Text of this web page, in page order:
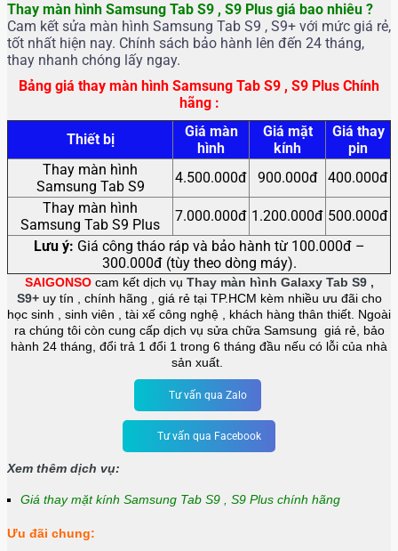
Thay màn hình Samsung Tab S9 , S9 Plus giá bao nhiêu ?
Cam kết sửa màn hình Samsung Tab S9 , S9+ với mức giá rẻ,
tốt nhất hiện nay. Chính sách bảo hành lên đến 24 tháng,
thay nhanh chóng lấy ngay.
Bảng giá thay màn hình Samsung Tab S9 , S9 Plus Chính
hãng :
Thiết bị
Giá màn
hình
Giá mặt
kính
Giá thay
pin
Thay màn hình
Samsung Tab S9
4.500.000đ 900.000đ
400.000đ
Thay màn hình
Samsung Tab S9 Plus
7.000.000đ 1.200.000đ 500.000đ
Lưu ý: Giá công tháo ráp và bảo hành từ 100.000đ –
300.000đ (tùy theo dòng máy).
SAIGONSO cam kết dịch vụ Thay màn hình Galaxy Tab S9 ,
S9+ uy tín , chính hãng , giá rẻ tại TP.HCM kèm nhiều ưu đãi cho
học sinh , sinh viên , tài xế công nghệ , khách hàng thân thiết. Ngoài
ra chúng tôi còn cung cấp dịch vụ sửa chữa Samsung giá rẻ, bảo
hành 24 tháng, đổi trả 1 đổi 1 trong 6 tháng đầu nếu có lỗi của nhà
sản xuất.
Tư vấn qua Zalo
Tư vấn qua Facebook
Xem thêm dịch vụ:
Giá thay mặt kính Samsung Tab S9 , S9 Plus chính hãng
Ưu đãi chung: